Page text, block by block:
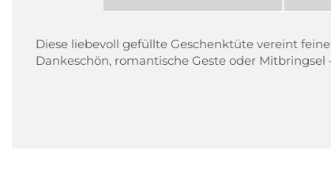
Diese liebevoll gefüllte Geschenktüte vereint
Dankeschön, romantische Geste oder